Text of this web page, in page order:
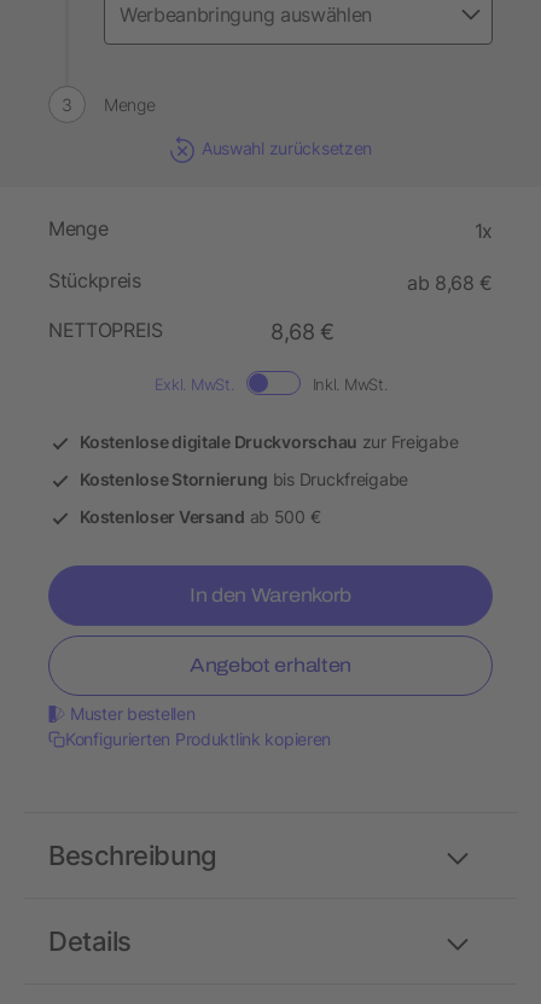
Menge
Auswahl zurücksetzen
Menge 1x
Stückpreis
ab 8,68 €
NETTOPREIS
8,68 €
Exkl. MwSt. Inkl. MwSt.
Kostenlose digitale Druckvorschau zur Freigabe
Kostenlose Stornierung bis Druckfreigabe
Kostenloser Versand ab 500 €
In den Warenkorb
Angebot erhalten
Muster bestellen
Konfigurierten Produktlink kopieren
Details
Beschreibung